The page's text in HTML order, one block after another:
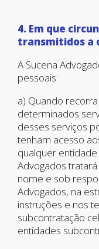
4. Em que
transmitidos a
A Sucena
pessoais:
a) Quando
determinados
desses serviços
tenham acesso
qualquer
Advogados
nome e sob
Advogados, na
instruções e nos
subcontratação
entidades